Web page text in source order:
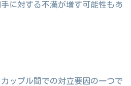
に対する不満が増す可能性もあ
ップル間での対立要因の一つで